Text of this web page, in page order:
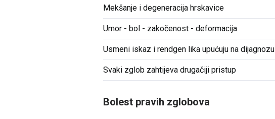
Mekšanje i degeneracija hrskavice
Umor - bol - zakočenost - deformacija
Usmeni iskaz i rendgen lika upućuju na dijagnozu
Svaki zglob zahtijeva drugačiji pristup
Bolest pravih zglobova